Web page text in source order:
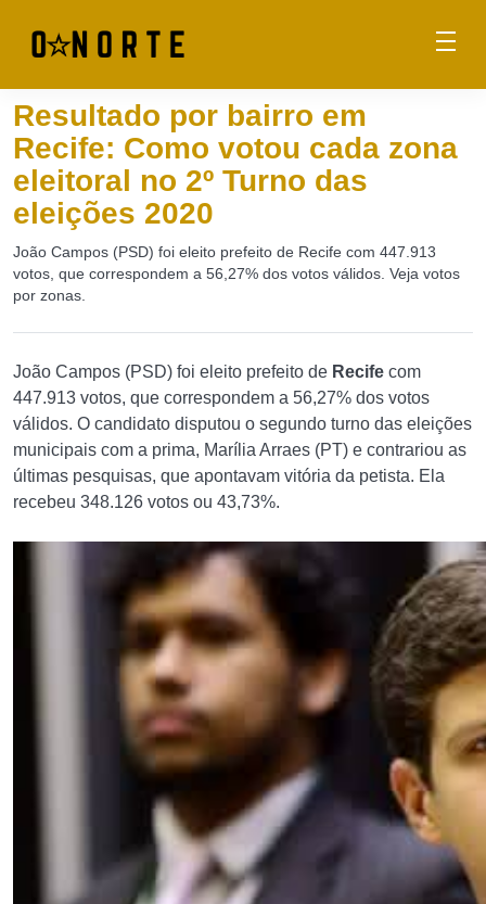
Resultado por bairro em
Recife: Como votou cada zona
eleitoral no 2º Turno das
eleições 2020
João Campos (PSD) foi eleito prefeito de Recife com 447.913
votos, que correspondem a 56,27% dos votos válidos. Veja votos
por zonas.
João Campos (PSD) foi eleito prefeito de Recife com
447.913 votos, que correspondem a 56,27% dos votos
válidos. O candidato disputou o segundo turno das eleições
municipais com a prima, Marília Arraes (PT) e contrariou as
últimas pesquisas, que apontavam vitória da petista. Ela
recebeu 348.126 votos ou 43,73%.